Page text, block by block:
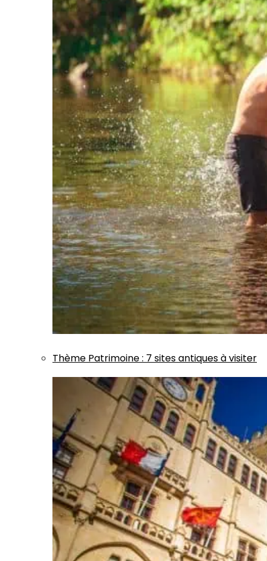
Thème Patrimoine: 7 sites antiques à visiter